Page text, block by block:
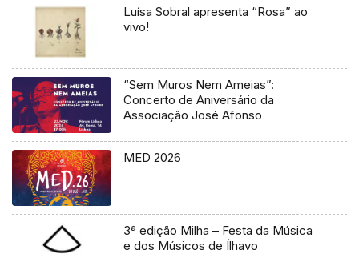
Luísa Sobral apresenta “Rosa” ao
vivo!
“Sem Muros Nem Ameias”:
Concerto de Aniversário da
Associação José Afonso
MED 2026
3ª edição Milha – Festa da Música
e dos Músicos de Ílhavo